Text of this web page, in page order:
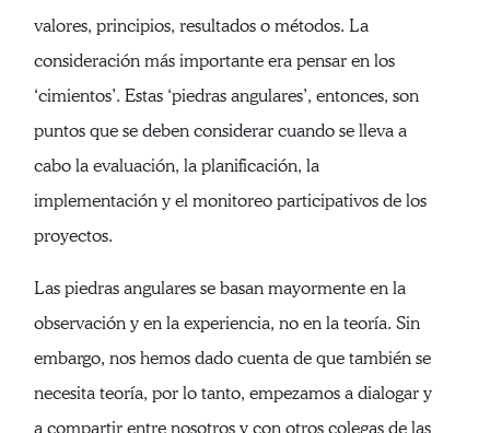
valores, principios, resultados o métodos. La
consideración más importante era pensar en los
‘cimientos’. Estas ‘piedras angulares’, entonces, son
puntos que se deben considerar cuando se lleva a
cabo la evaluación, la planificación, la
implementación y el monitoreo participativos de los
proyectos.
Las piedras angulares se basan mayormente en la
observación y en la experiencia, no en la teoría. Sin
embargo, nos hemos dado cuenta de que también se
necesita teoría, por lo tanto, empezamos a dialogar y
a compartir entre nosotros y con otros colegas de las